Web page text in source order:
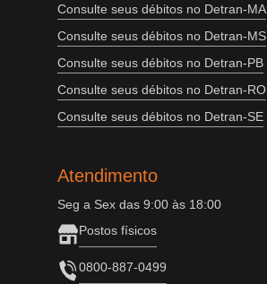
Consulte seus débitos no Detran-MA
Consulte seus débitos no Detran-MS
Consulte seus débitos no Detran-PB
Consulte seus débitos no Detran-RO
Consulte seus débitos no Detran-SE
Atendimento
Seg a Sex das 9:00 às 18:00
Postos físicos
0800-887-0499